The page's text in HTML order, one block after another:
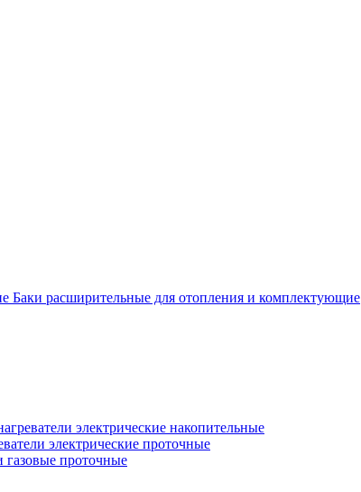
Баки расширительные для отопления и комплектующие
электрические накопительные
электрические проточные
газовые проточные